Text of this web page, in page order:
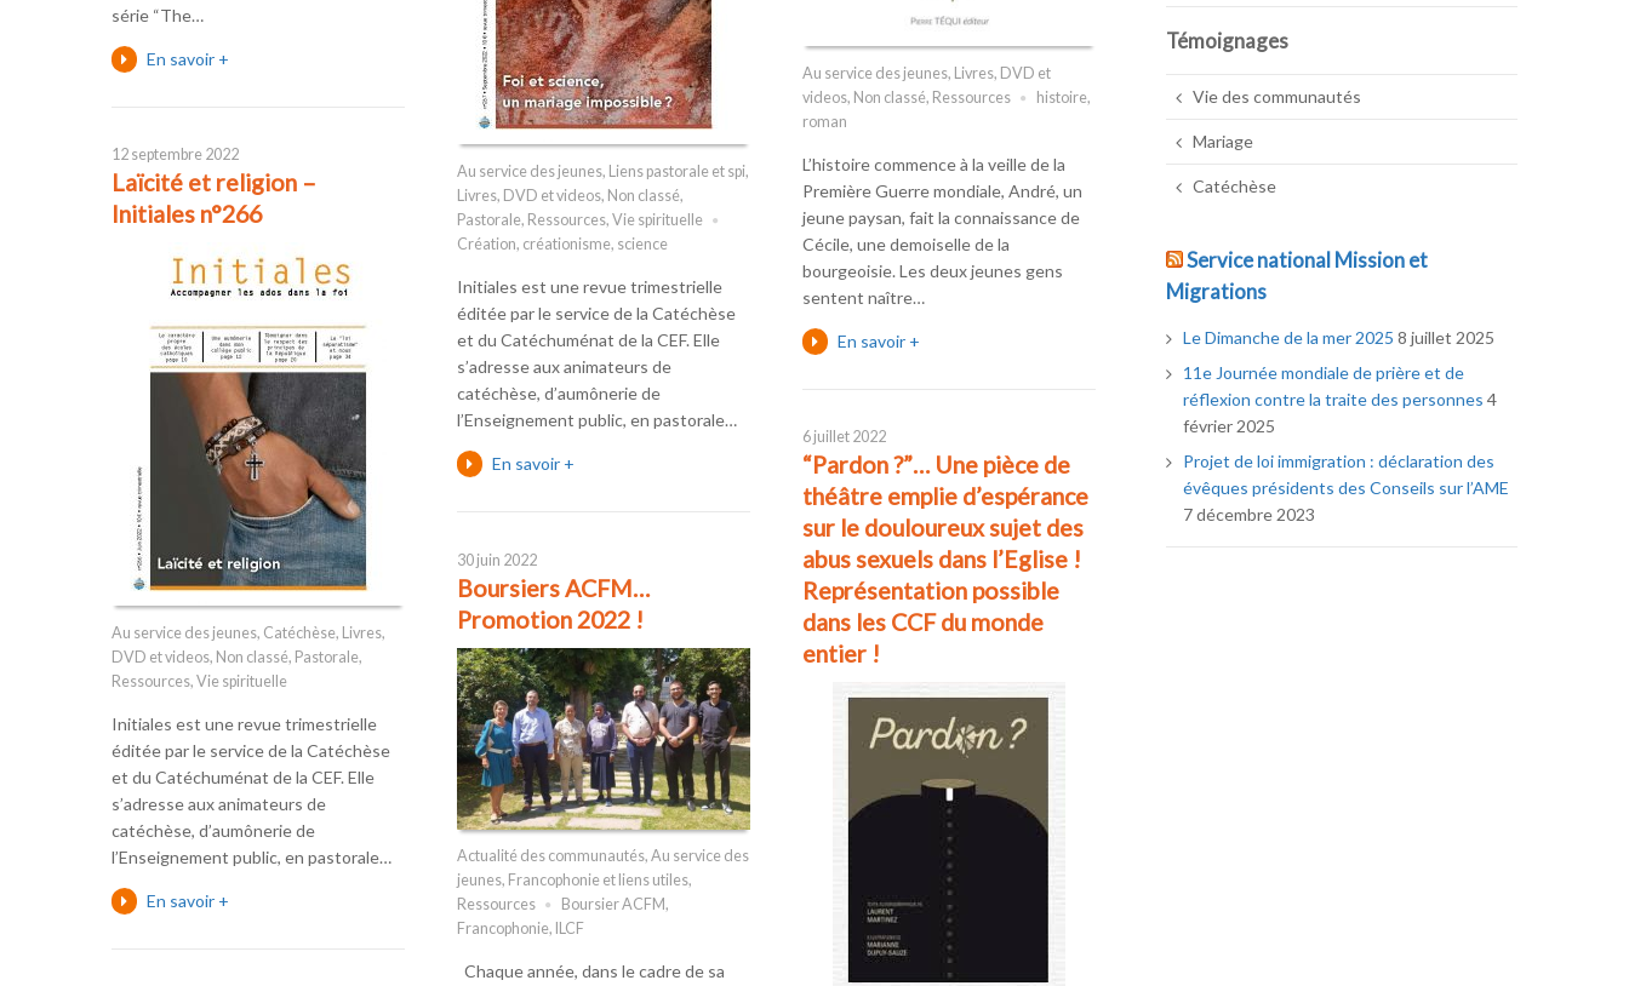
Au service des jeunes, Livres, DVD et
videos, Non classé, Ressources histoire,
roman
L’histoire commence à la veille de la
Première Guerre mondiale, André, un
jeune paysan, fait la connaissance de
Cécile, une demoiselle de la
bourgeoisie. Les deux jeunes gens
sentent naître…
En savoir +
série “The…
En savoir +
Au service des jeunes, Liens pastorale et spi,
Livres, DVD et videos, Non classé,
Pastorale, Ressources, Vie spirituelle
Création, créationisme, science
Initiales est une revue trimestrielle
éditée par le service de la Catéchèse
et du Catéchuménat de la CEF. Elle
s’adresse aux animateurs de
catéchèse, d’aumônerie de
l’Enseignement public, en pastorale…
En savoir +
12 septembre 2022
Laïcité et religion –
Initiales n°266
Au service des jeunes, Catéchèse,
Livres,
DVD et videos, Non classé, Pastorale,
Ressources, Vie spirituelle
Initiales est une revue trimestrielle
éditée par le service de la Catéchèse
et du Catéchuménat de la CEF. Elle
s’adresse aux animateurs de
catéchèse, d’aumônerie de
l’Enseignement public, en pastorale…
En savoir +
6 juillet 2022
“Pardon ?”… Une pièce de
théâtre emplie d’espérance
sur le douloureux sujet des
abus sexuels dans l’Eglise !
Représentation possible
dans les CCF du monde
entier !
30 juin 2022
Boursiers ACFM…
Promotion 2022 !
Actualité des communautés, Au service des
jeunes, Francophonie et liens utiles,
Ressources
Boursier ACFM,
Francophonie, ILCF
Chaque année, dans le cadre de sa
Témoignages
Vie des communautés
Mariage
Catéchèse
Service national Mission et
Migrations
Le Dimanche de la mer 2025 8 juillet 2025
11e Journée mondiale de prière et de
réflexion contre la traite des personnes 4
février 2025
Projet de loi immigration : déclaration des
évêques présidents des Conseils sur l’AME
7 décembre 2023